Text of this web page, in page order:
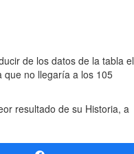
de los datos de la tabla el
que no llegaría a los 105
resultado de su Historia, a